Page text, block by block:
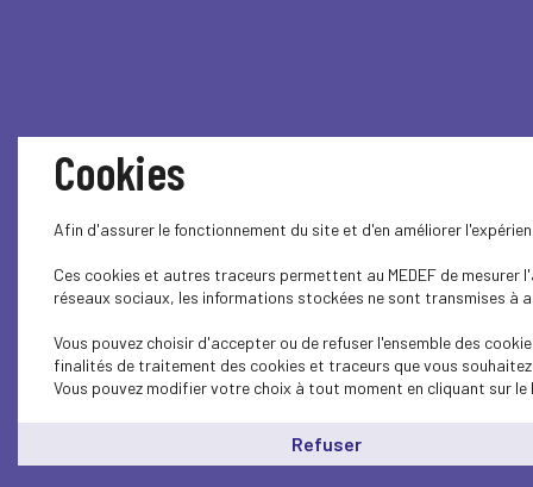
Cookies
Afin d'assurer le fonctionnement du site et d'en améliorer
Ces cookies et autres traceurs permettent au MEDEF de
réseaux sociaux, les informations stockées ne sont transmises
Vous pouvez choisir d'accepter ou de refuser l'ensemble des
finalités de traitement des cookies et traceurs que vous
Vous pouvez modifier votre choix à tout moment en cliquant sur le
Refuser